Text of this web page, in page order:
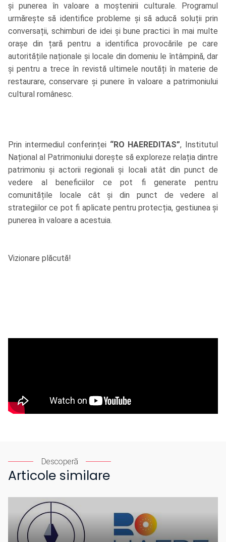
și punerea în valoare a moștenirii culturale. Programul
urmărește să identifice probleme și să aducă soluții prin
conversații, schimburi de idei și bune practici în mai multe
orașe din țară pentru a identifica provocările pe care
autoritățile naționale și locale din domeniu le întâmpină, dar
și pentru a trece în revistă ultimele noutăți în materie de
restaurare, conservare și punere în valoare a patrimoniului
cultural românesc.
Prin intermediul conferinței “RO HAEREDITAS”, Institutul
Național al Patrimoniului dorește să exploreze relația dintre
patrimoniu și actorii regionali și locali atât din punct de
vedere al beneficiilor ce pot fi generate pentru
comunitățile locale cât și din punct de vedere al
strategiilor ce pot fi aplicate pentru protecția, gestiunea și
punerea în valoare a acestuia.
Vizionare plăcută!
Descoperă
Articole similare